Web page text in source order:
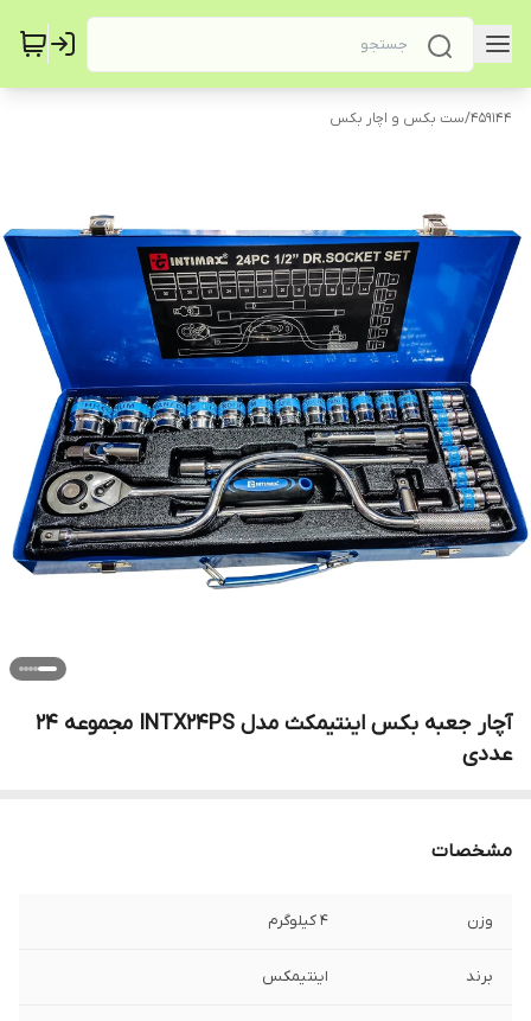
459144
/ست بکس و اچار بکس
آچار جعبه بکس اینتیمکث مدل INTX24PS مجموعه 24
عددی
مشخصات
وزن 4 کیلوگرم
برند اینتیمکس